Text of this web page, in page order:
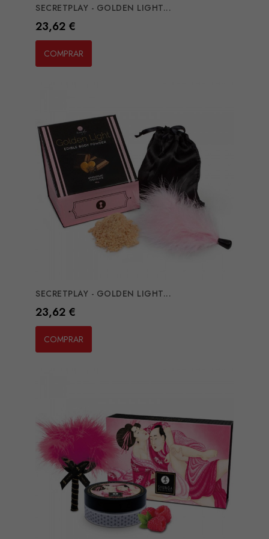
SECRETPLAY - GOLDEN LIGHT...
Preço
23,62 €
COMPRAR
SECRETPLAY - GOLDEN LIGHT...
Preço
23,62 €
COMPRAR